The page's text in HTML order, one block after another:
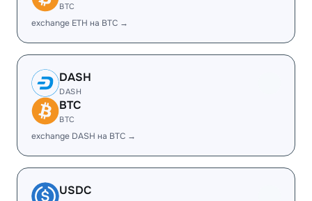
BTC
exchange ETH на BTC →
DASH
DASH
BTC
BTC
exchange DASH на BTC →
USDC